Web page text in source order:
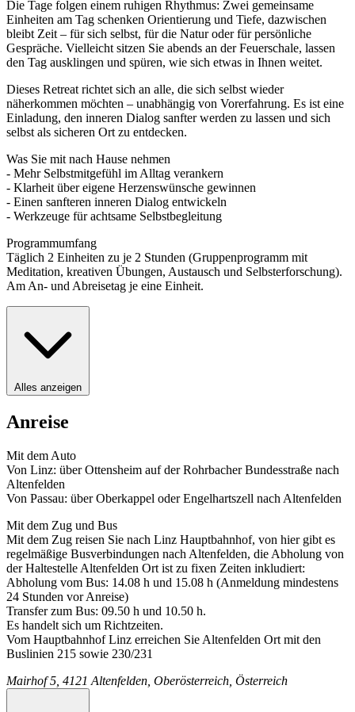
Die Tage folgen einem ruhigen Rhythmus: Zwei gemeinsame
Einheiten am Tag schenken Orientierung und Tiefe, dazwischen
bleibt Zeit – für sich selbst, für die Natur oder für persönliche
Gespräche. Vielleicht sitzen Sie abends an der Feuerschale, lassen
den Tag ausklingen und spüren, wie sich etwas in Ihnen weitet.
Dieses Retreat richtet sich an alle, die sich selbst wieder
näherkommen möchten – unabhängig von Vorerfahrung. Es ist eine
Einladung, den inneren Dialog sanfter werden zu lassen und sich
selbst als sicheren Ort zu entdecken.
Was Sie mit nach Hause nehmen
- Mehr Selbstmitgefühl im Alltag verankern
- Klarheit über eigene Herzenswünsche gewinnen
- Einen sanfteren inneren Dialog entwickeln
- Werkzeuge für achtsame Selbstbegleitung
Programmumfang
Täglich 2 Einheiten zu je 2 Stunden (Gruppenprogramm mit
Meditation, kreativen Übungen, Austausch und Selbsterforschung).
Am An- und Abreisetag je eine Einheit.
Alles anzeigen
Anreise
Mit dem Auto
Von Linz: über Ottensheim auf der Rohrbacher Bundesstraße nach
Altenfelden
Von Passau: über Oberkappel oder Engelhartszell nach Altenfelden
Mit dem Zug und Bus
Mit dem Zug reisen Sie nach Linz Hauptbahnhof, von hier gibt es
regelmäßige Busverbindungen nach Altenfelden, die Abholung von
der Haltestelle Altenfelden Ort ist zu fixen Zeiten inkludiert:
Abholung vom Bus: 14.08 h und 15.08 h (Anmeldung mindestens
24 Stunden vor Anreise)
Transfer zum Bus: 09.50 h und 10.50 h.
Es handelt sich um Richtzeiten.
Vom Hauptbahnhof Linz erreichen Sie Altenfelden Ort mit den
Buslinien 215 sowie 230/231
Mairhof 5, 4121 Altenfelden, Oberösterreich, Österreich